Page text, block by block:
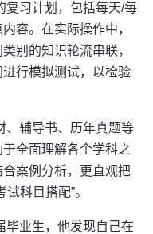
复习计划，包括每天/每
容。在实际操作中，
别的知识轮流串联，
行模拟测试，以检验
、辅导书、历年真题等
全面理解各个学科之
案例分析，更直观把
科目搭配”。
毕业生，他发现自己在